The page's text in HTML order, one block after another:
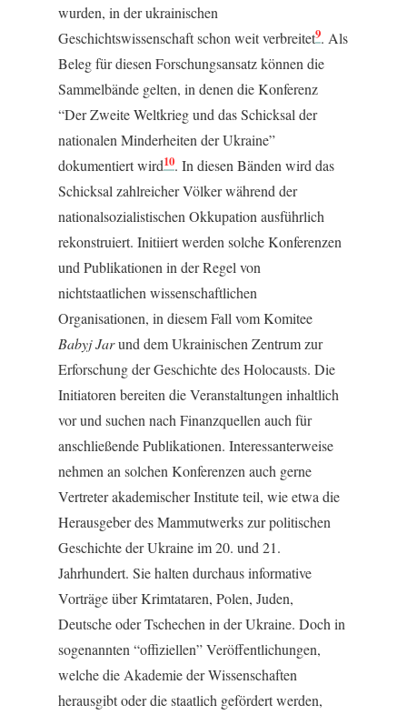
wurden, in der ukrainischen
Geschichtswissenschaft schon weit verbreitet9. Als
Beleg für diesen Forschungsansatz können die
Sammelbände gelten, in denen die Konferenz
“Der Zweite Weltkrieg und das Schicksal der
nationalen Minderheiten der Ukraine”
dokumentiert wird10. In diesen Bänden wird das
Schicksal zahlreicher Völker während der
nationalsozialistischen Okkupation ausführlich
rekonstruiert. Initiiert werden solche Konferenzen
und Publikationen in der Regel von
nichtstaatlichen wissenschaftlichen
Organisationen, in diesem Fall vom Komitee
Babyj Jarund dem Ukrainischen Zentrum zur
Erforschung der Geschichte des Holocausts. Die
Initiatoren bereiten die Veranstaltungen inhaltlich
vor und suchen nach Finanzquellen auch für
anschließende Publikationen. Interessanterweise
nehmen an solchen Konferenzen auch gerne
Vertreter akademischer Institute teil, wie etwa die
Herausgeber des Mammutwerks zur politischen
Geschichte der Ukraine im 20. und 21.
Jahrhundert. Sie halten durchaus informative
Vorträge über Krimtataren, Polen, Juden,
Deutsche oder Tschechen in der Ukraine. Doch in
sogenannten “offiziellen” Veröffentlichungen,
welche die Akademie der Wissenschaften
herausgibt oder die staatlich gefördert werden,